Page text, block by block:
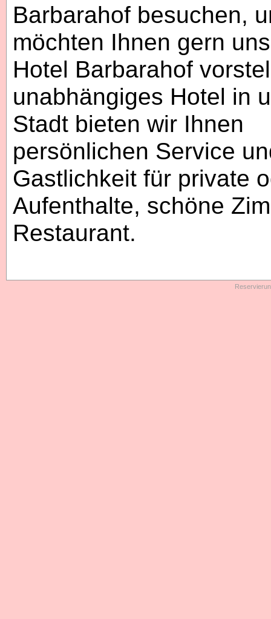
Barbarahof besuchen,
möchten Ihnen gern
Hotel Barbarahof
unabhängiges Hotel in
Stadt bieten wir Ihnen
persönlichen Service
Gastlichkeit für private
Aufenthalte, schöne
Restaurant.